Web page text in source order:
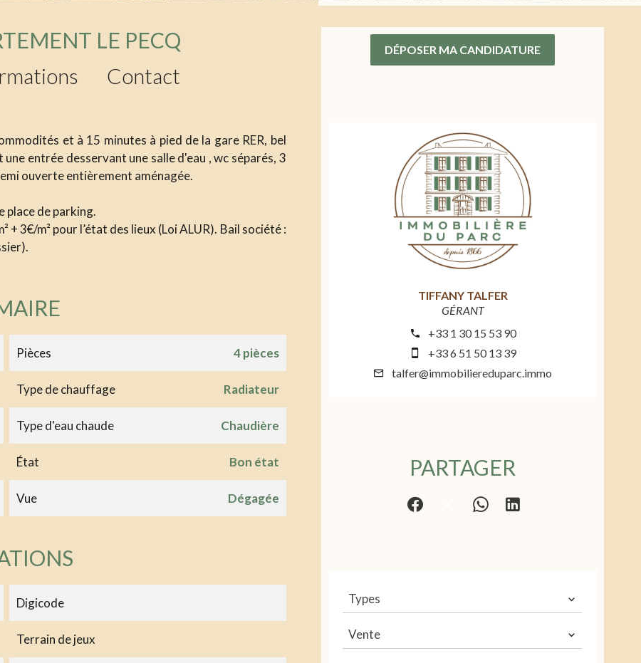
LE PECQ
Contact
et à 15 minutes à pied de la gare RER, bel
entrée desservant une salle d'eau , wc séparés, 3
ouverte entièrement aménagée.
place de parking.
3€/m² pour l’état des lieux (Loi ALUR). Bail société :
Pièces 4 pièces
Type de chauffage Radiateur
Type d'eau chaude Chaudière
État Bon état
Vue Dégagée
Digicode
Terrain de jeux
DÉPOSER MA CANDIDATURE
TIFFANY TALFER
GÉRANT
+33 1 30 15 53 90
+33 6 51 50 13 39
talfer@immobiliereduparc.immo
PARTAGER
Types
Vente